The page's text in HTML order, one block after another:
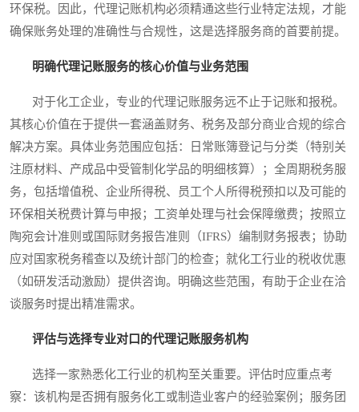
环保税。因此，代理记账机构必须精通这些行业特定法规，才能
确保账务处理的准确性与合规性，这是选择服务商的首要前提。
明确代理记账服务的核心价值与业务范围
对于化工企业，专业的代理记账服务远不止于记账和报税。
其核心价值在于提供一套涵盖财务、税务及部分商业合规的综合
解决方案。具体业务范围应包括：日常账簿登记与分类（特别关
注原材料、产成品中受管制化学品的明细核算）；全周期税务服
务，包括增值税、企业所得税、员工个人所得税预扣以及可能的
环保相关税费计算与申报；工资单处理与社会保障缴费；按照立
陶宛会计准则或国际财务报告准则（IFRS）编制财务报表；协助
应对国家税务稽查以及统计部门的检查；就化工行业的税收优惠
（如研发活动激励）提供咨询。明确这些范围，有助于企业在洽
谈服务时提出精准需求。
评估与选择专业对口的代理记账服务机构
选择一家熟悉化工行业的机构至关重要。评估时应重点考
察：该机构是否拥有服务化工或制造业客户的经验案例；服务团